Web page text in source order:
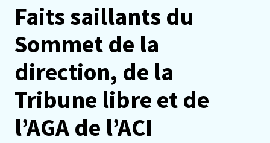
Faits saillants du
Sommet de la
direction, de la
Tribune libre et de
l’AGA de l’ACI